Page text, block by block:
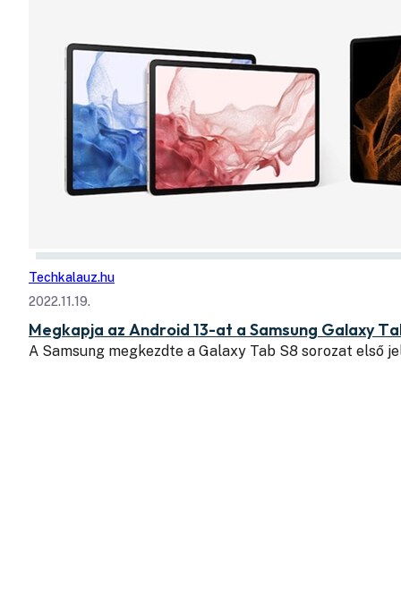
Techkalauz.hu
2022.11.19.
Megkapja az Android 13-at a Samsung Galaxy
A Samsung megkezdte a Galaxy Tab S8 sorozat első